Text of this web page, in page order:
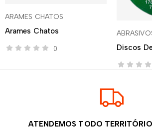
ARAMES CHATOS
Arames Chatos
0 Discos
ATENDEMOS TODO